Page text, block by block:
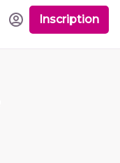
Inscription